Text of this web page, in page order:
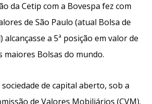
da Cetip com a Bovespa fez com
de São Paulo (atual Bolsa de
a 5ª posição em valor de
maiores Bolsas do mundo.
de capital aberto, sob a
de Valores Mobiliários (CVM).